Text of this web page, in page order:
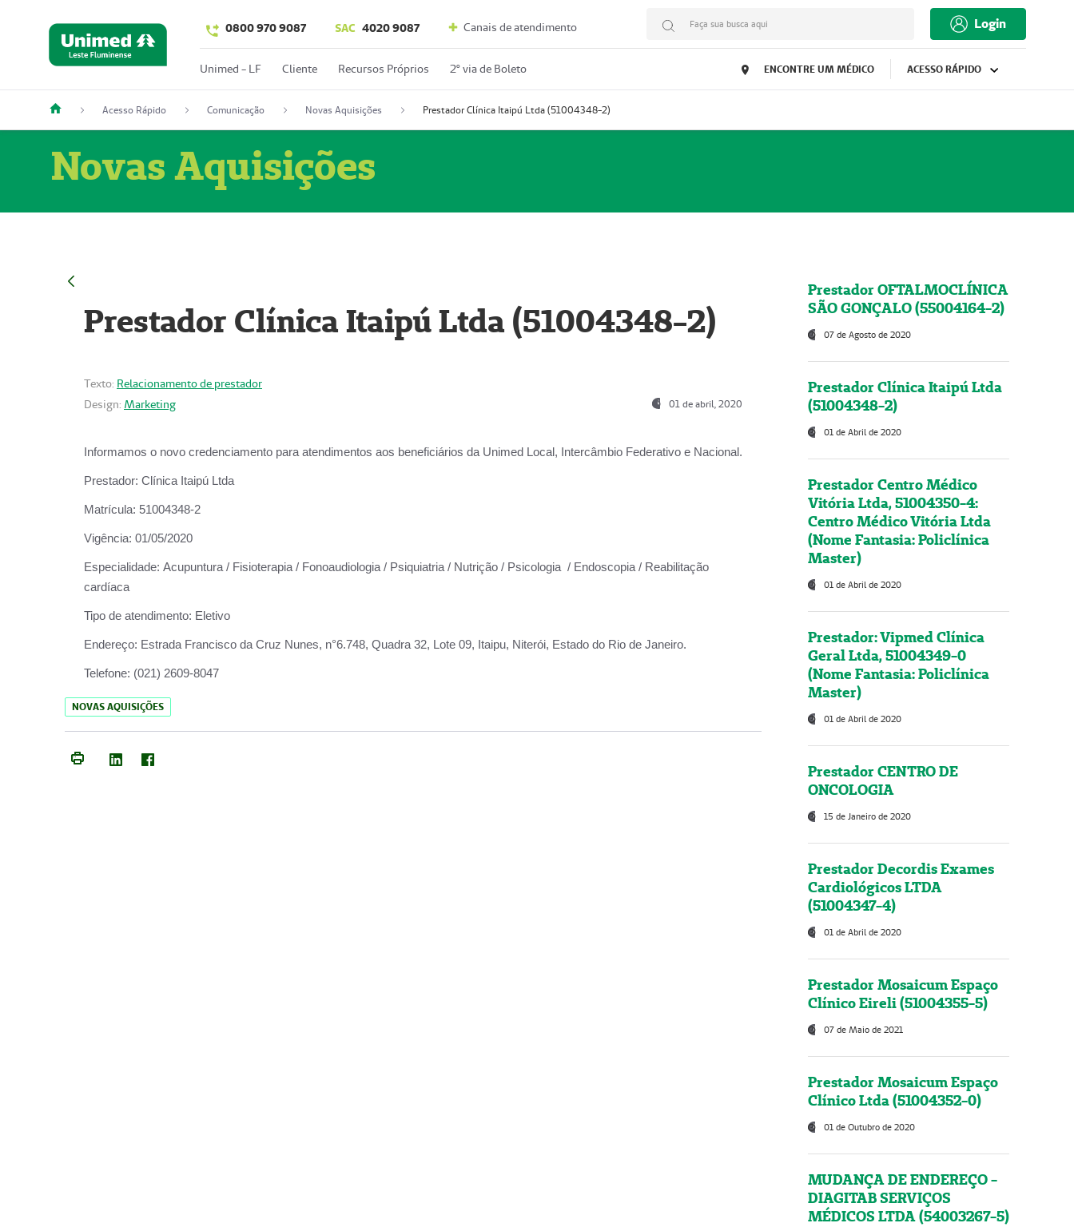
0800 970 9087 SAC 4020 9087 Canais de atendimento Faça sua busca aqui Login
Unimed - LF Cliente Recursos Próprios 2º via de Boleto ENCONTRE UM MÉDICO ACESSO RÁPIDO
Acesso Rápido Comunicação Novas Aquisições Prestador Clínica Itaipú Ltda (51004348-2)
Novas Aquisições
Prestador Clínica Itaipú Ltda (51004348-2)
Texto: Relacionamento de prestador
Design: Marketing 01 de abril, 2020
Informamos o novo credenciamento para atendimentos aos beneficiários da Unimed Local, Intercâmbio Federativo e Nacional.
Prestador: Clínica Itaipú Ltda
Matrícula: 51004348-2
Vigência: 01/05/2020
Especialidade: Acupuntura / Fisioterapia / Fonoaudiologia / Psiquiatria / Nutrição / Psicologia / Endoscopia / Reabilitação
cardíaca
Tipo de atendimento: Eletivo
Endereço: Estrada Francisco da Cruz Nunes, n°6.748, Quadra 32, Lote 09, Itaipu, Niterói, Estado do Rio de Janeiro.
Telefone: (021) 2609-8047
NOVAS AQUISIÇÕES
Prestador OFTALMOCLÍNICA
SÃO GONÇALO (55004164-2)
07 de Agosto de 2020
Prestador Clínica Itaipú Ltda
(51004348-2)
01 de Abril de 2020
Prestador Centro Médico
Vitória Ltda, 51004350-4:
Centro Médico Vitória Ltda
(Nome Fantasia: Policlínica
Master)
01 de Abril de 2020
Prestador: Vipmed Clínica
Geral Ltda, 51004349-0
(Nome Fantasia: Policlínica
Master)
01 de Abril de 2020
Prestador CENTRO DE
ONCOLOGIA
15 de Janeiro de 2020
Prestador Decordis Exames
Cardiológicos LTDA
(51004347-4)
01 de Abril de 2020
Prestador Mosaicum Espaço
Clínico Eireli (51004355-5)
07 de Maio de 2021
Prestador Mosaicum Espaço
Clínico Ltda (51004352-0)
01 de Outubro de 2020
MUDANÇA DE ENDEREÇO -
DIAGITAB SERVIÇOS
MÉDICOS LTDA (54003267-5)